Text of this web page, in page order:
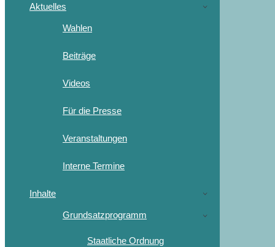
Aktuelles
Wahlen
Beiträge
Videos
Für die Presse
Veranstaltungen
Interne Termine
Inhalte
Grundsatzprogramm
Staatliche Ordnung